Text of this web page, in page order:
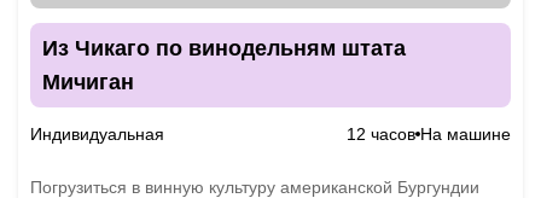
Из Чикаго по винодельням штата
Мичиган
Индивидуальная 12 часов На машине
Погрузиться в винную культуру американской Бургундии